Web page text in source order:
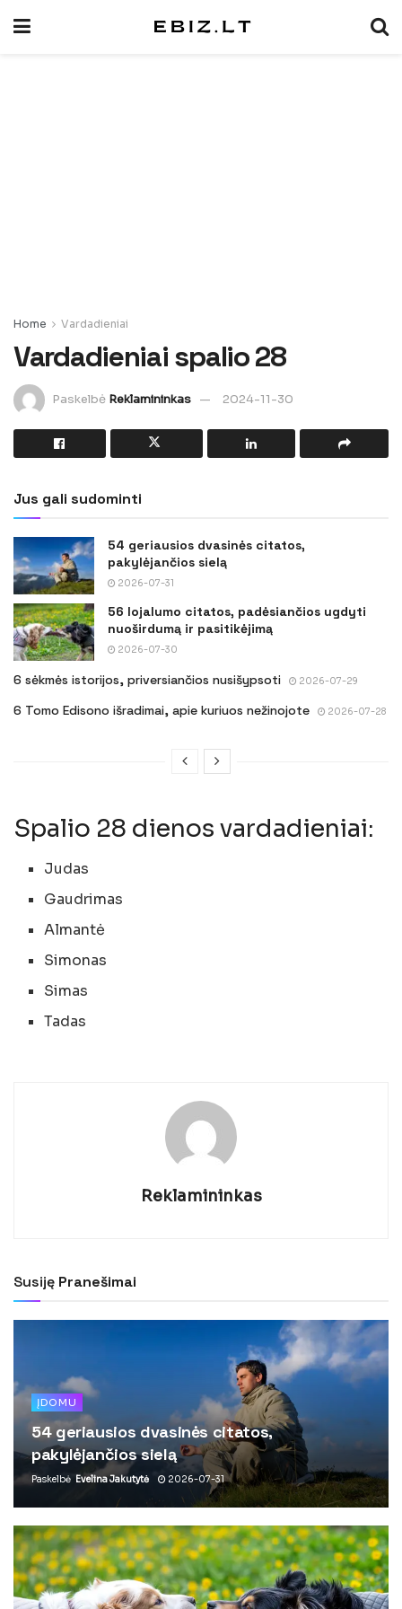
Home Vardadieniai
Vardadieniai spalio 28
Paskelbė Reklamininkas 2024-11-30
Jus gali sudominti
54 geriausios dvasinės citatos,
pakylėjančios sielą
2026-07-31
56 lojalumo citatos, padėsiančios ugdyti
nuoširdumą ir pasitikėjimą
2026-07-30
6 sėkmės istorijos, priversiančios nusišypsoti 2026-07-29
6 Tomo Edisono išradimai, apie kuriuos nežinojote 2026-07-28
Spalio 28 dienos vardadieniai:
Judas
Gaudrimas
Almantė
Simonas
Simas
Tadas
Reklamininkas
Susiję Pranešimai
ĮDOMU
54 geriausios dvasinės citatos,
pakylėjančios sielą
Paskelbė Evelina Jakutytė 2026-07-31